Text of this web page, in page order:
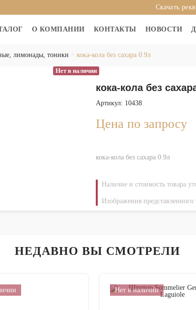
Скачать
О КОМПАНИИ КОНТАКТЫ НОВОСТИ
лимонады, тоники кока-кола без сахара 0.9л
Нет в наличии
кока-кола без
Артикул: 10438
Цена по запросу
кока-кола без сахара 0.9л
Наличие и стоимость товара
Изображения представленного
НЕДАВНО ВЫ СМОТРЕЛИ
Нет в наличии